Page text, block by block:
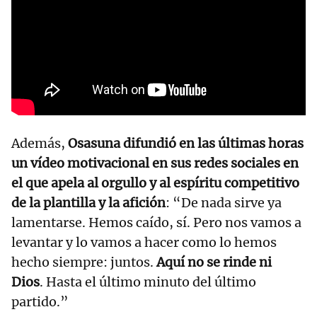
Además, Osasuna difundió en las últimas horas
un vídeo motivacional en sus redes sociales en
el que apela al orgullo y al espíritu competitivo
de la plantilla y la afición: “De nada sirve ya
lamentarse. Hemos caído, sí. Pero nos vamos a
levantar y lo vamos a hacer como lo hemos
hecho siempre: juntos.Aquí no se rinde ni
Dios. Hasta el último minuto del último
partido.”